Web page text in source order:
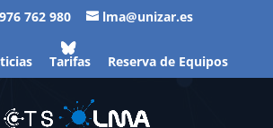
762 980 lma@unizar.es
Tarifas Reserva de Equipos